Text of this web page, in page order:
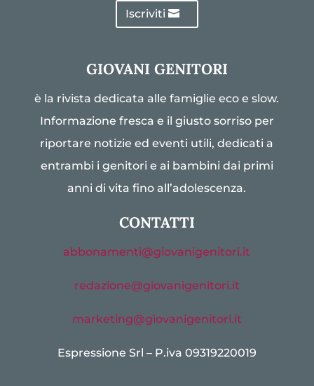
Iscriviti
GIOVANI GENITORI
è la rivista dedicata alle famiglie eco e slow.
Informazione fresca e il giusto sorriso per
riportare notizie ed eventi utili, dedicati a
entrambi i genitori e ai bambini dai primi
anni di vita fino all’adolescenza.
CONTATTI
abbonamenti@giovanigenitori.it
redazione@giovanigenitori.it
marketing@giovanigenitori.it
Espressione Srl – P.iva 09319220019